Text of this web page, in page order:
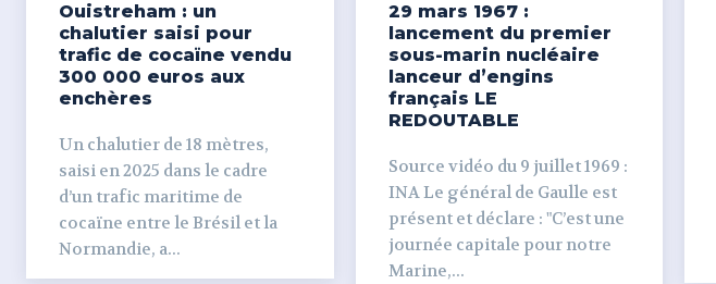
Ouistreham : un
chalutier saisi pour
trafic de cocaïne vendu
300 000 euros aux
enchères
Un chalutier de 18 mètres,
saisi en 2025 dans le cadre
d’un trafic maritime de
cocaïne entre le Brésil et la
Normandie, a...
29 mars 1967 :
lancement du premier
sous-marin nucléaire
lanceur d’engins
français LE
REDOUTABLE
Source vidéo du 9 juillet 1969 :
INA Le général de Gaulle est
présent et déclare : "C’est une
journée capitale pour notre
Marine,...